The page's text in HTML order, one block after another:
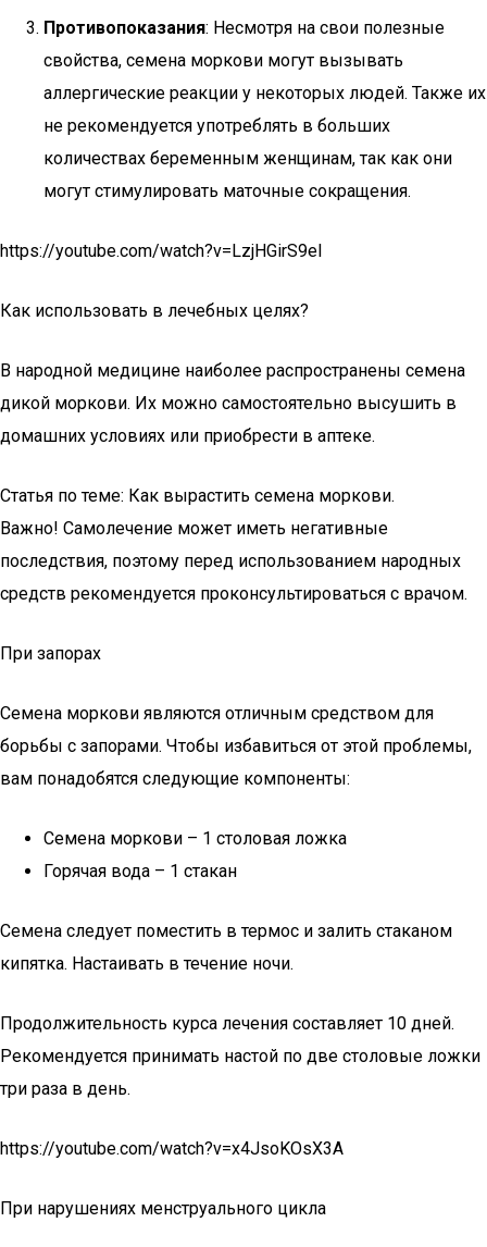
Противопоказания: Несмотря на свои полезные
свойства, семена моркови могут вызывать
аллергические реакции у некоторых людей. Также их
не рекомендуется употреблять в больших
количествах беременным женщинам, так как они
могут стимулировать маточные сокращения.
https://youtube.com/watch?v=LzjHGirS9eI
Как использовать в лечебных целях?
В народной медицине наиболее распространены семена
дикой моркови. Их можно самостоятельно высушить в
домашних условиях или приобрести в аптеке.
Статья по теме: Как вырастить семена моркови.
Важно! Самолечение может иметь негативные
последствия, поэтому перед использованием народных
средств рекомендуется проконсультироваться с врачом.
При запорах
Семена моркови являются отличным средством для
борьбы с запорами. Чтобы избавиться от этой проблемы,
вам понадобятся следующие компоненты:
Семена моркови – 1 столовая ложка
Горячая вода – 1 стакан
Семена следует поместить в термос и залить стаканом
кипятка. Настаивать в течение ночи.
Продолжительность курса лечения составляет 10 дней.
Рекомендуется принимать настой по две столовые ложки
три раза в день.
https://youtube.com/watch?v=x4JsoKOsX3A
При нарушениях менструального цикла